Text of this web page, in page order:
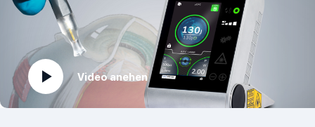
play_arrow Video anehen